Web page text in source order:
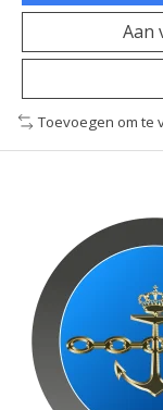
Aan
Toevoegen om te